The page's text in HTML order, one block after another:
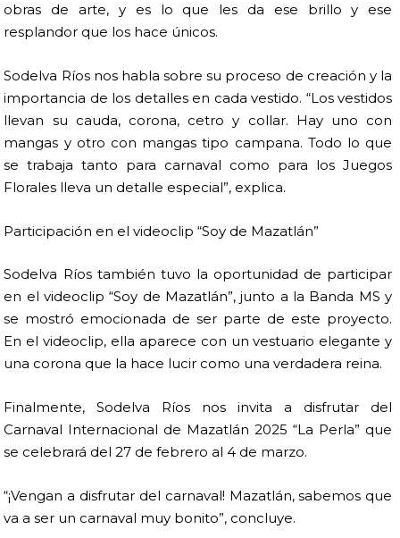
obras de arte, y es lo que les da ese brillo y ese
resplandor que los hace únicos.
Sodelva Ríos nos habla sobre su proceso de creación y la
importancia de los detalles en cada vestido. “Los vestidos
llevan su cauda, corona, cetro y collar. Hay uno con
mangas y otro con mangas tipo campana. Todo lo que
se trabaja tanto para carnaval como para los Juegos
Florales lleva un detalle especial”, explica.
Participación en el videoclip “Soy de Mazatlán”
Sodelva Ríos también tuvo la oportunidad de participar
en el videoclip “Soy de Mazatlán”, junto a la Banda MS y
se mostró emocionada de ser parte de este proyecto.
En el videoclip, ella aparece con un vestuario elegante y
una corona que la hace lucir como una verdadera reina.
Finalmente, Sodelva Ríos nos invita a disfrutar del
Carnaval Internacional de Mazatlán 2025 “La Perla” que
se celebrará del 27 de febrero al 4 de marzo.
“¡Vengan a disfrutar del carnaval! Mazatlán, sabemos que
va a ser un carnaval muy bonito”, concluye.